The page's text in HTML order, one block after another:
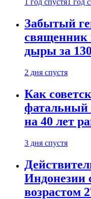
1 год спустя 1 год
Забытый
священник
дыры за
2 дня спустя
Как
фатальный
на 40 лет
3 дня спустя
Индонезии
возрастом